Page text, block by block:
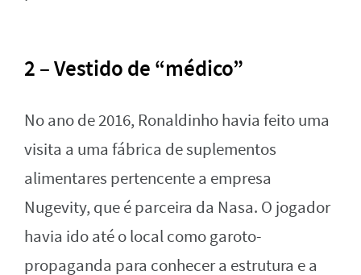
2 – Vestido de “médico”
No ano de 2016, Ronaldinho havia feito uma
visita a uma fábrica de suplementos
alimentares pertencente a empresa
Nugevity, que é parceira da Nasa. O jogador
havia ido até o local como garoto-
propaganda para conhecer a estrutura e a